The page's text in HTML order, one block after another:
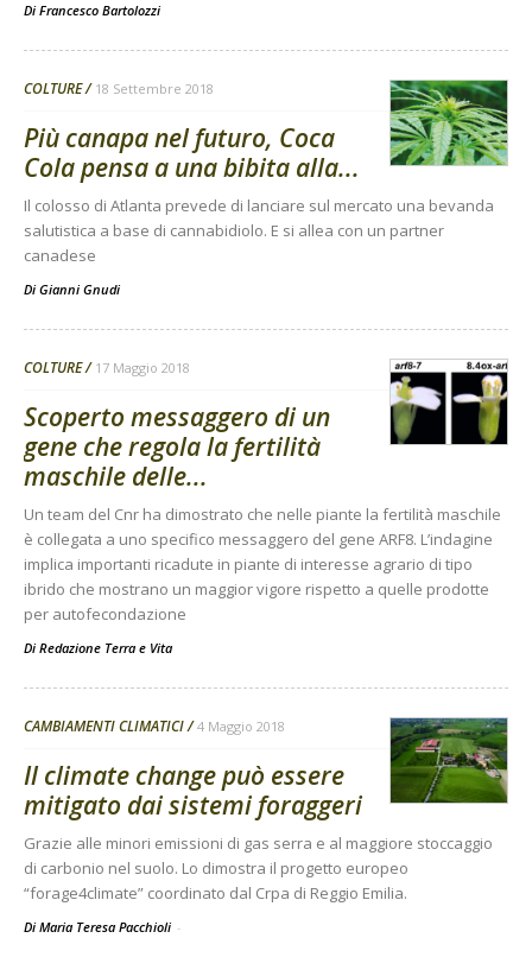
Di Francesco Bartolozzi
COLTURE 18 Settembre 2018
Più canapa nel futuro, Coca
Cola pensa a una bibita alla...
Il colosso di Atlanta prevede di lanciare sul mercato una bevanda
salutistica a base di cannabidiolo. E si allea con un partner
canadese
Di Gianni Gnudi
COLTURE 17 Maggio 2018
Scoperto messaggero di un
gene che regola la fertilità
maschile delle...
Un team del Cnr ha dimostrato che nelle piante la fertilità maschile
è collegata a uno specifico messaggero del gene ARF8. L’indagine
implica importanti ricadute in piante di interesse agrario di tipo
ibrido che mostrano un maggior vigore rispetto a quelle prodotte
per autofecondazione
Di Redazione Terra e Vita
CAMBIAMENTI CLIMATICI 4 Maggio 2018
Il climate change può essere
mitigato dai sistemi foraggeri
Grazie alle minori emissioni di gas serra e al maggiore stoccaggio
di carbonio nel suolo. Lo dimostra il progetto europeo
“forage4climate” coordinato dal Crpa di Reggio Emilia.
Di Maria Teresa Pacchioli -